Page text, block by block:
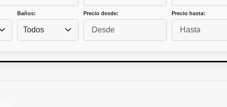
Baños:
Todos
Precio desde: Precio hasta: